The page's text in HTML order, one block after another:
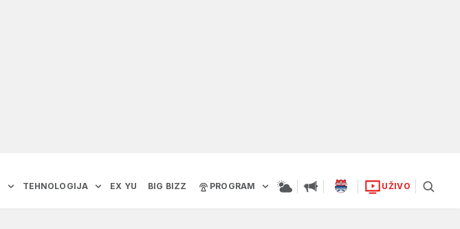
TEHNOLOGIJA EX YU BIG BIZZ PROGRAM UŽIVO